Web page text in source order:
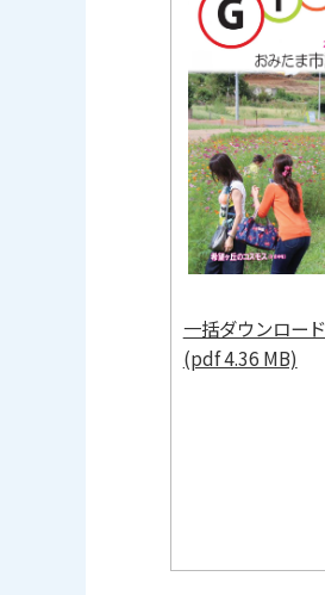
一括ダウンロード
(pdf 4.36 MB)